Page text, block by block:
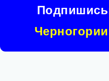
Черногории